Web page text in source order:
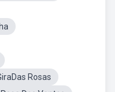
Rosas